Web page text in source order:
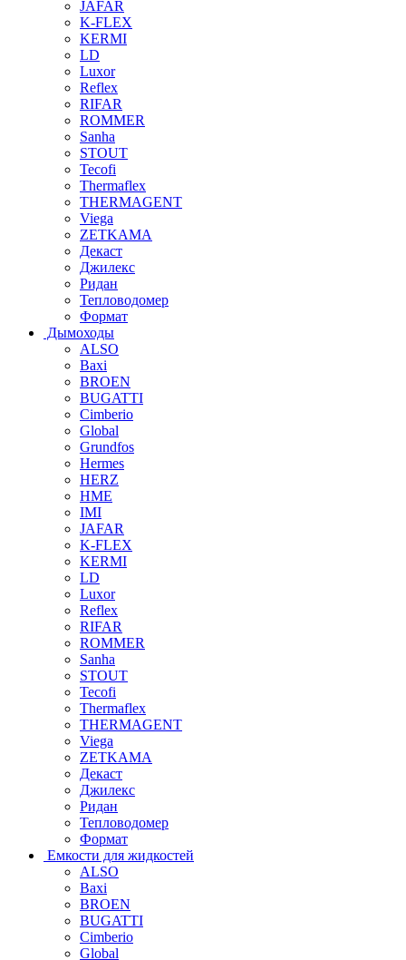
JAFAR
K-FLEX
KERMI
LD
Luxor
Reflex
RIFAR
ROMMER
Sanha
STOUT
Tecofi
Thermaflex
THERMAGENT
Viega
ZETKAMA
Декаст
Джилекс
Ридан
Тепловодомер
Формат
Дымоходы
ALSO
Baxi
BROEN
BUGATTI
Cimberio
Global
Grundfos
Hermes
HERZ
HME
IMI
JAFAR
K-FLEX
KERMI
LD
Luxor
Reflex
RIFAR
ROMMER
Sanha
STOUT
Tecofi
Thermaflex
THERMAGENT
Viega
ZETKAMA
Декаст
Джилекс
Ридан
Тепловодомер
Формат
Емкости для жидкостей
ALSO
Baxi
BROEN
BUGATTI
Cimberio
Global